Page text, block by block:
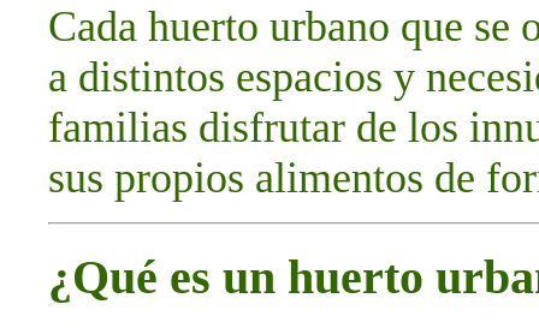
Cada huerto urbano que se
a distintos espacios y
familias disfrutar de los
sus propios alimentos de
¿Qué es un huerto